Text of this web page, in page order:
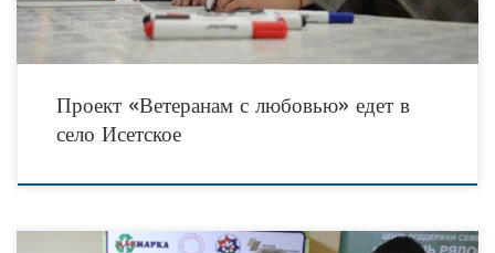
Проект «Ветеранам с любовью» едет в
село Исетское